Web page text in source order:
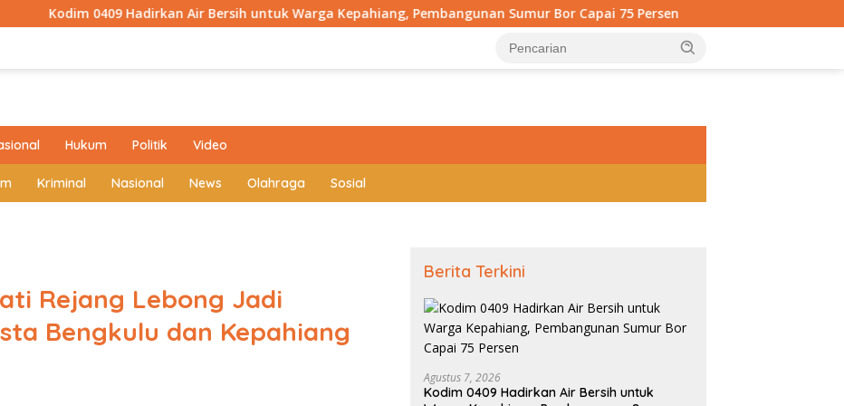
Air Bersih untuk Warga Kepahiang, Pembangunan Sumur Bor Capai 75 Persen Detik-detik Akhir! 98,8 Persen
Hukum Politik Video
Kriminal Nasional News Olahraga Sosial
Rejang Lebong Jadi
Bengkulu dan Kepahiang
Berita Terkini
Agustus 7, 2026
Kodim 0409 Hadirkan Air Bersih untuk